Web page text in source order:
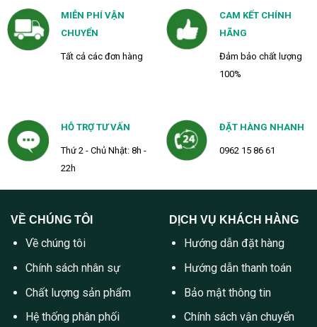
MIỄN PHÍ VẬN
CHUYỂN
Tất cả các đơn hàng
CAM KẾT CHÍNH
HÃNG
Đảm bảo chất lượng
100%
HỖ TRỢ TƯ VẤN
Thứ 2 - Chủ Nhật: 8h -
22h
ĐẶT HÀNG NHANH
0962 15 86 61
VỀ CHÚNG TÔI
Về chúng tôi
Chính sách nhân sự
Chất lượng sản phẩm
Hệ thống phân phối
DỊCH VỤ KHÁCH HÀNG
Hướng dẫn đặt hàng
Hướng dẫn thanh toán
Bảo mật thông tin
Chính sách vận chuyển